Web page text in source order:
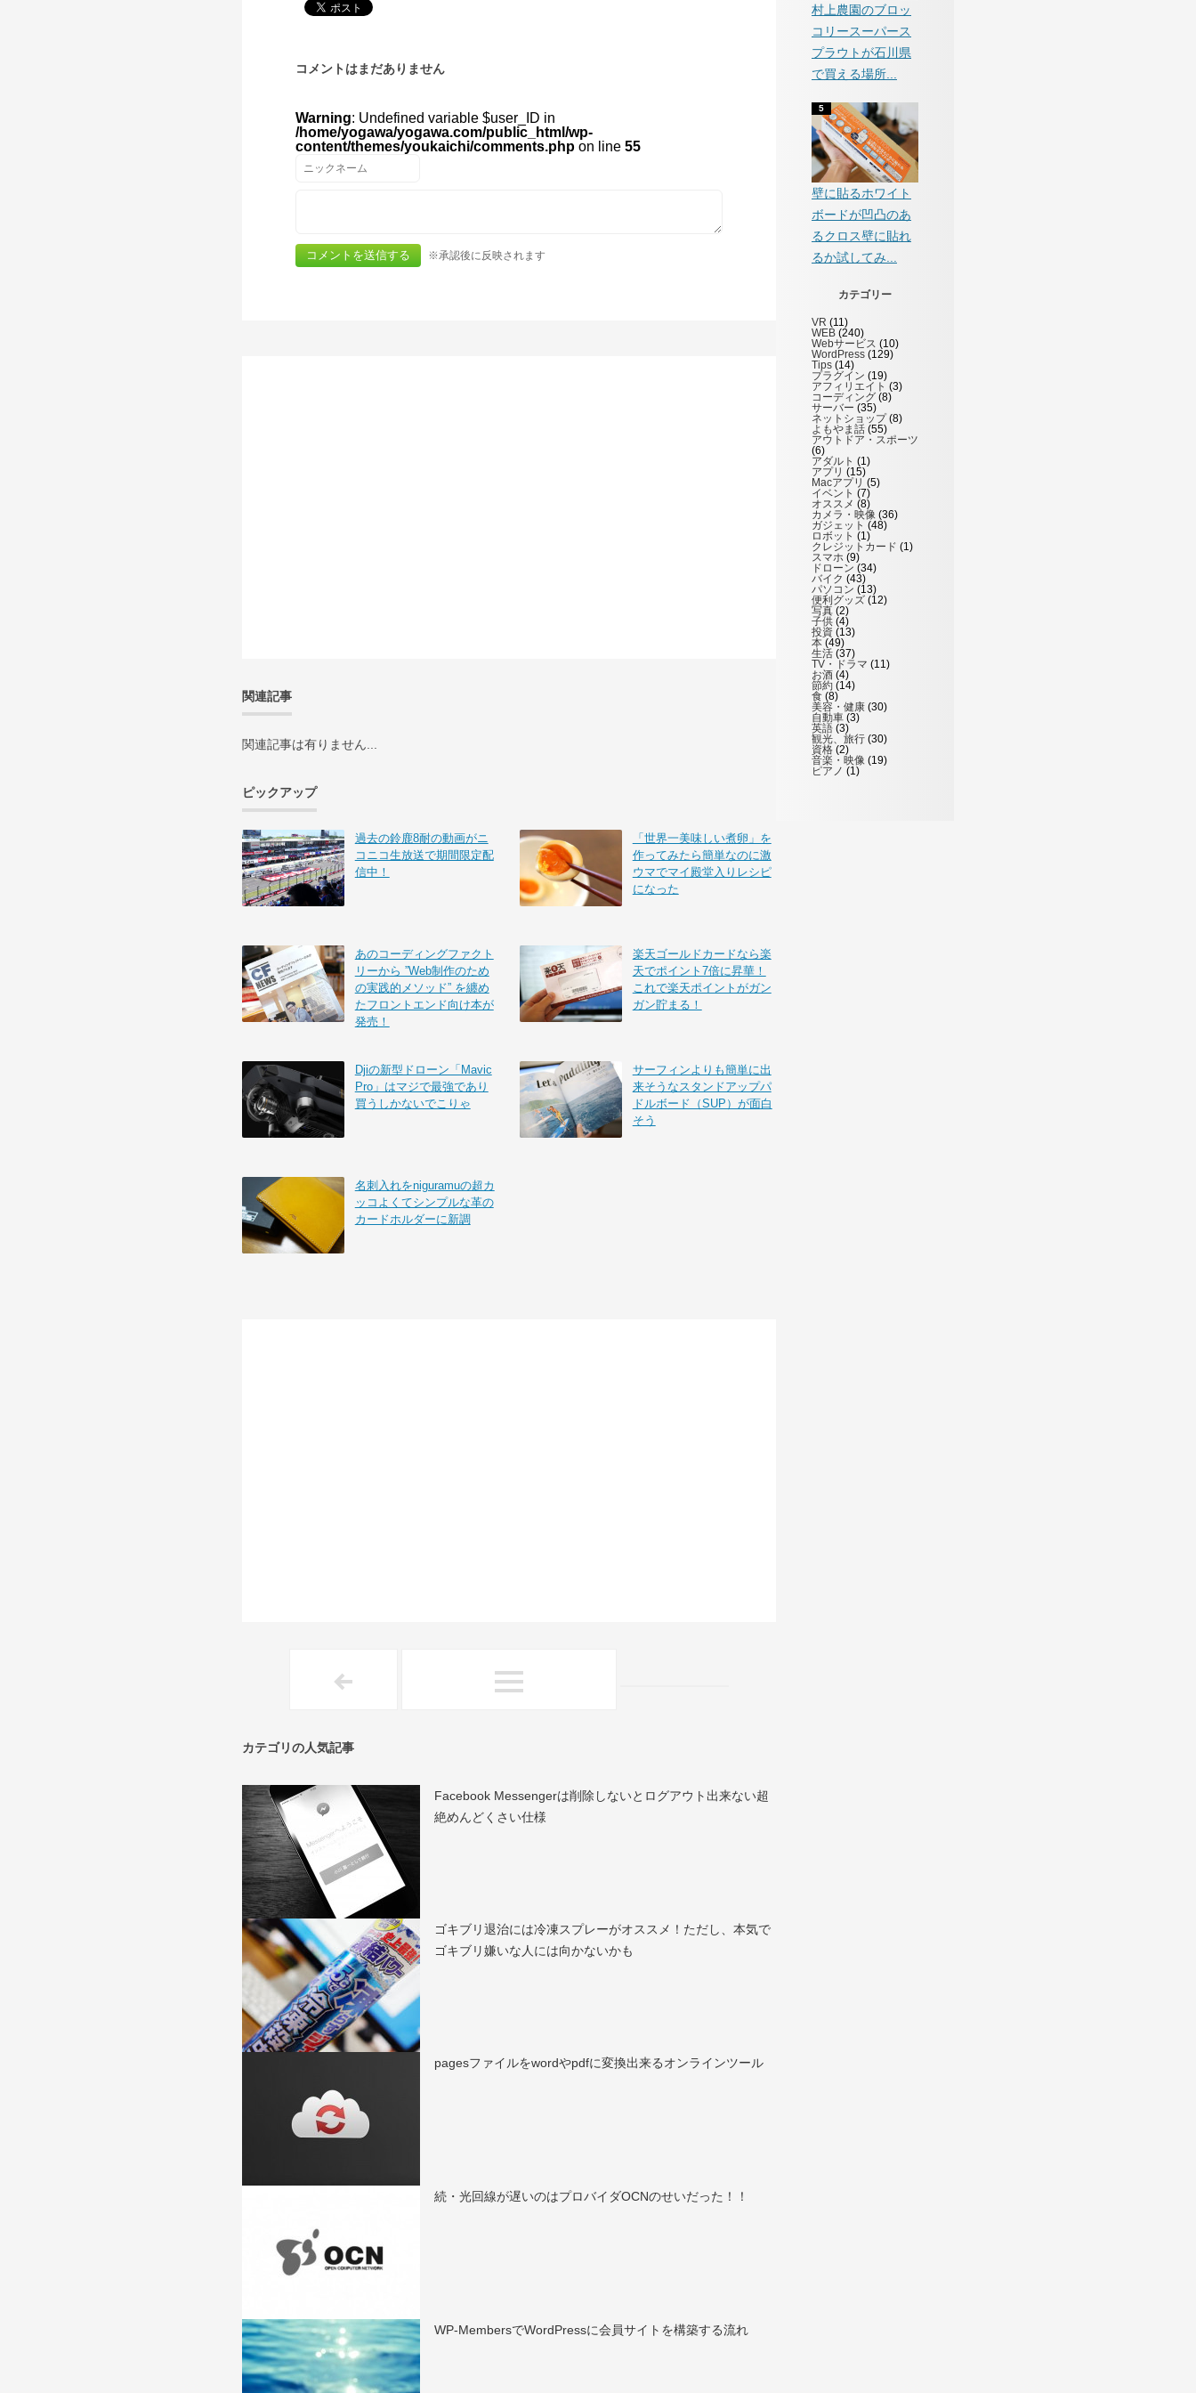
コメントはまだありません
Warning: Undefined variable $user_ID in
/home/yogawa/yogawa.com/public_html/wp-
content/themes/youkaichi/comments.php on line 55
※承認後に反映されます
関連記事
関連記事は有りません...
ピックアップ
過去の鈴鹿8耐の動画がニ
コニコ生放送で期間限定配
信中！
「世界一美味しい煮卵」を
作ってみたら簡単なのに激
ウマでマイ殿堂入りレシピ
になった
あのコーディングファクト
リーから ”Web制作のため
の実践的メソッド” を纏め
たフロントエンド向け本が
発売！
楽天ゴールドカードなら楽
天でポイント7倍に昇華！
これで楽天ポイントがガン
ガン貯まる！
Djiの新型ドローン「Mavic
Pro」はマジで最強であり
買うしかないでこりゃ
サーフィンよりも簡単に出
来そうなスタンドアップパ
ドルボード（SUP）が面白
そう
名刺入れをniguramuの超カ
ッコよくてシンプルな革の
カードホルダーに新調
カテゴリの人気記事
Facebook Messengerは削除しないとログアウト出来ない超
絶めんどくさい仕様
ゴキブリ退治には冷凍スプレーがオススメ！ただし、本気で
ゴキブリ嫌いな人には向かないかも
pagesファイルをwordやpdfに変換出来るオンラインツール
続・光回線が遅いのはプロバイダOCNのせいだった！！
WP-MembersでWordPressに会員サイトを構築する流れ
村上農園のブロッ
コリースーパース
プラウトが石川県
で買える場所...
壁に貼るホワイト
ボードが凹凸のあ
るクロス壁に貼れ
るか試してみ...
カテゴリー
VR (11)
WEB (240)
Webサービス (10)
WordPress (129)
Tips (14)
プラグイン (19)
アフィリエイト (3)
コーディング (8)
サーバー (35)
ネットショップ(8)
よもやま話 (55)
アウトドア・スポーツ
(6)
アダルト (1)
アプリ (15)
Macアプリ (5)
イベント (7)
オススメ (8)
カメラ・映像 (36)
ガジェット (48)
ロボット (1)
クレジットカード (1)
スマホ (9)
ドローン (34)
バイク (43)
パソコン (13)
便利グッズ (12)
写真 (2)
子供 (4)
投資 (13)
本 (49)
生活 (37)
TV・ドラマ (11)
お酒 (4)
節約 (14)
食 (8)
美容・健康 (30)
自動車 (3)
英語 (3)
観光、旅行 (30)
資格 (2)
音楽・映像 (19)
ピアノ (1)